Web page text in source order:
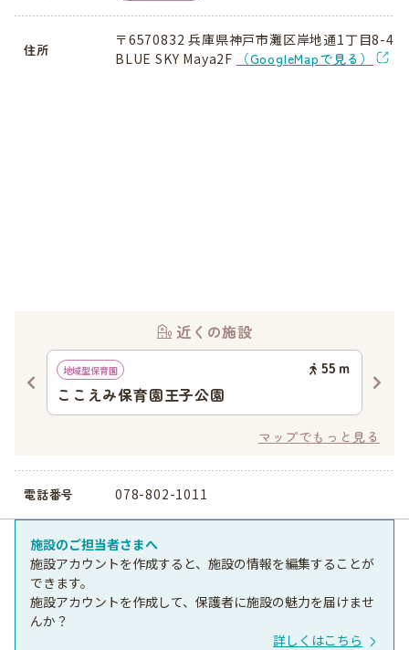
住所
〒6570832 兵庫県神戸市灘区岸地通1丁目8-4
BLUE SKY Maya2F
（GoogleMapで見る）
近くの施設
地域型保育園 55 ｍ
ここえみ保育園王子公園
マップでもっと見る
電話番号 078-802-1011
施設のご担当者さまへ
施設アカウントを作成すると、施設の情報を編集することが
できます。
施設アカウントを作成して、保護者に施設の魅力を届けませ
んか？
詳しくはこちら